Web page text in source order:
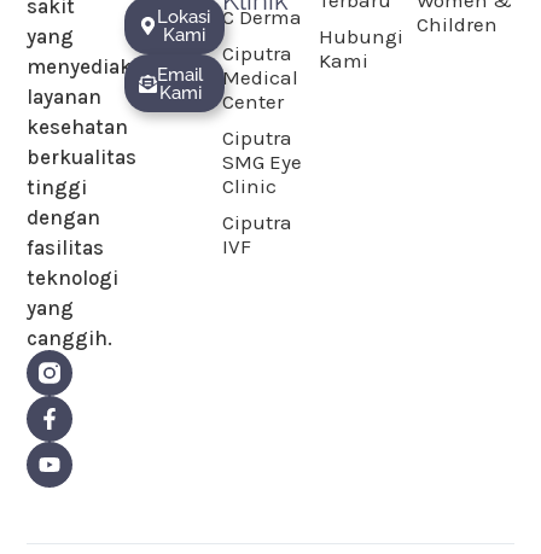
sakit
yang
menyediakan
layanan
kesehatan
berkualitas
tinggi
dengan
fasilitas
teknologi
yang
canggih.
F
a
c
e
b
o
Y
o
u
t
u
b
Children
Hubungi
Kami
C Derma
Ciputra
Medical
Center
Ciputra
SMG Eye
Clinic
Ciputra
IVF
Lokasi
Kami
Email
Kami